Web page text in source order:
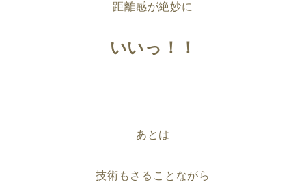
距離感が絶妙に
いいっ！！
あとは
技術もさることながら